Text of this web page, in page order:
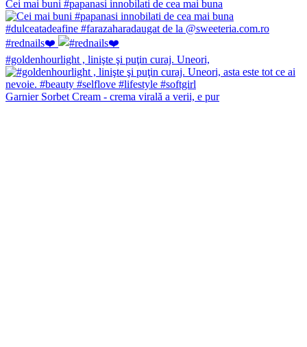
Cei mai buni #papanasi innobilati de cea mai buna
#rednails❤️
#goldenhourlight , linişte şi puţin curaj. Uneori,
Garnier Sorbet Cream - crema virală a verii, e pur